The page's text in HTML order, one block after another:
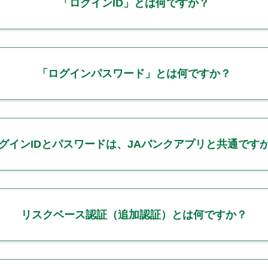
「ログインID」とは何ですか？
「ログインパスワード」とは何ですか？
インIDとパスワードは、JAバンクアプリと共通です
リスクベース認証（追加認証）とは何ですか？